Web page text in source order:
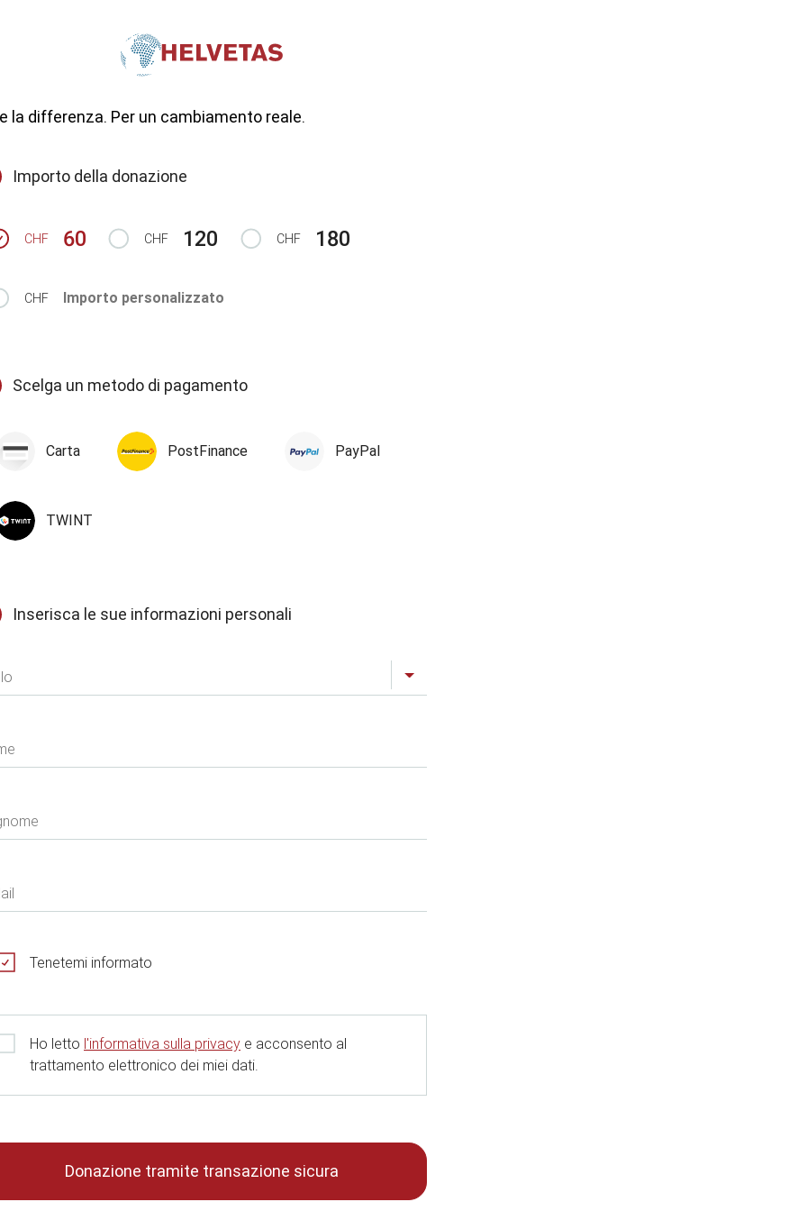
la differenza. Per un cambiamento reale.
Importo della donazione
CHF 60 CHF 120 CHF 180
CHF Importo personalizzato
Scelga un metodo di pagamento
Carta
PostFinance PayPal
TWINT
Inserisca le sue informazioni personali
Tenetemi informato
Ho letto l'informativa sulla privacy e acconsento al
trattamento elettronico dei miei dati.
Donazione tramite transazione sicura